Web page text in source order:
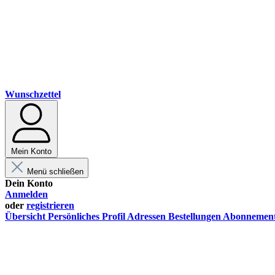
Wunschzettel
Mein Konto
Menü schließen
Dein Konto
Anmelden
oder registrieren
Übersicht Persönliches Profil Adressen Bestellungen